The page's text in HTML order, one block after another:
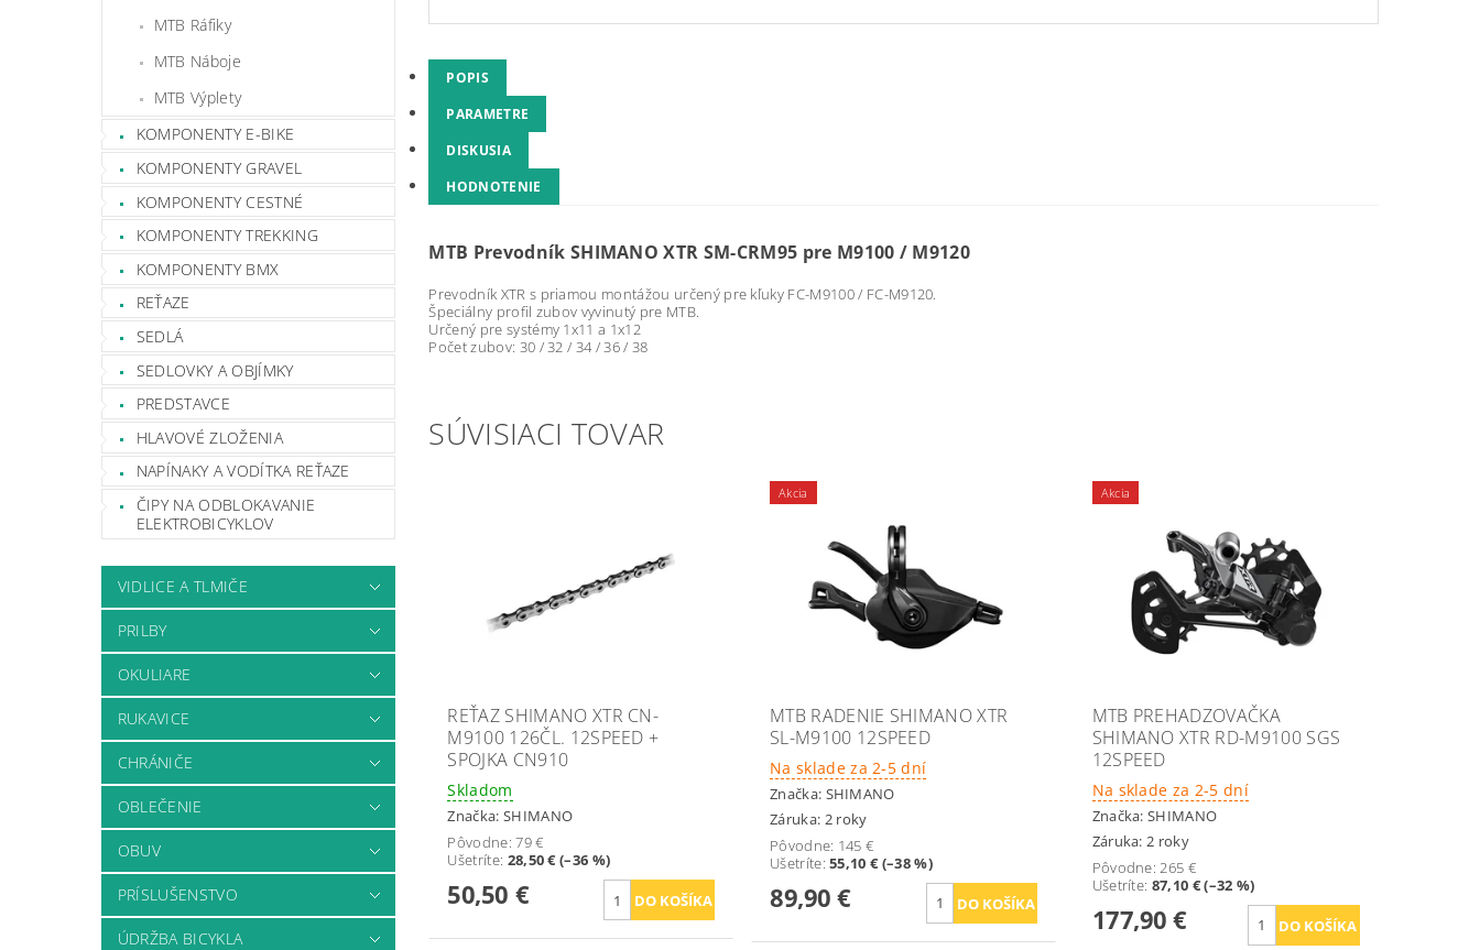
MTB Ráfiky
MTB Náboje
MTB Výplety
KOMPONENTY E-BIKE
KOMPONENTY GRAVEL
KOMPONENTY CESTNÉ
KOMPONENTY TREKKING
KOMPONENTY BMX
REŤAZE
SEDLÁ
SEDLOVKY A OBJÍMKY
PREDSTAVCE
HLAVOVÉ ZLOŽENIA
NAPÍNAKY A VODÍTKA REŤAZE
ČIPY NA ODBLOKAVANIE
ELEKTROBICYKLOV
VIDLICE A TLMIČE
PRILBY
OKULIARE
RUKAVICE
CHRÁNIČE
OBLEČENIE
OBUV
PRÍSLUŠENSTVO
ÚDRŽBA BICYKLA
POPIS
PARAMETRE
DISKUSIA
HODNOTENIE
MTB Prevodník SHIMANO XTR SM-CRM95 pre M9100 / M9120
Prevodník XTR s priamou montážou určený pre kľuky FC-M9100 / FC-M9120.
Špeciálny profil zubov vyvinutý pre MTB.
Určený pre systémy 1x11 a 1x12
Počet zubov: 30 / 32 / 34 / 36 / 38
SÚVISIACI TOVAR
REŤAZ SHIMANO XTR CN-
M9100 126ČL. 12SPEED +
SPOJKA CN910
Skladom
Značka: SHIMANO
Pôvodne:79 €
Ušetríte: 28,50 € (–36 %)
50,50 €
Akcia
MTB RADENIE SHIMANO XTR
SL-M9100 12SPEED
Na sklade za 2-5 dní
Značka: SHIMANO
Záruka: 2 roky
Pôvodne: 145 €
Ušetríte:55,10 € (–38 %)
89,90 €
Akcia
MTB PREHADZOVAČKA
SHIMANO XTR RD-M9100 SGS
12SPEED
Na sklade za 2-5 dní
Značka:SHIMANO
Záruka: 2 roky
Pôvodne:265 €
Ušetríte: 87,10 € (–32 %)
177,90 €